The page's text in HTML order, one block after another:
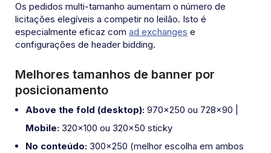
Os pedidos multi-tamanho aumentam o número de
licitações elegíveis a competir no leilão. Isto é
especialmente eficaz com ad exchanges e
configurações de header bidding.
Melhores tamanhos de banner por
posicionamento
Above the fold (desktop): 970×250 ou 728×90 |
Mobile: 320×100 ou 320×50 sticky
No conteúdo: 300×250 (melhor escolha em ambos